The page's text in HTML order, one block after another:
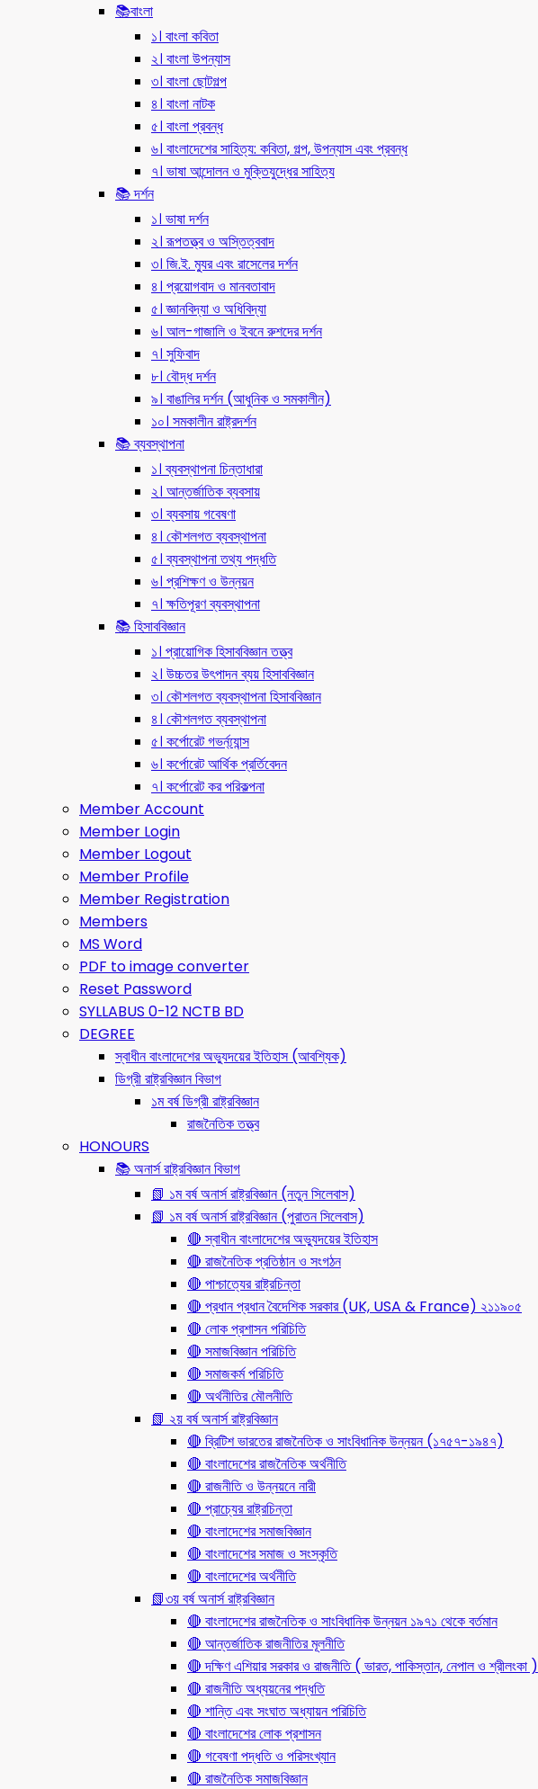
📚বাংলা
১। বাংলা কবিতা
২। বাংলা উপন্যাস
৩। বাংলা ছোটগল্প
৪। বাংলা নাটক
৫। বাংলা প্রবন্ধ
৬। বাংলাদেশের সাহিত্য: কবিতা, গল্প, উপন্যাস এবং প্রবন্ধ
৭। ভাষা আন্দোলন ও মুক্তিযুদ্ধের সাহিত্য
📚 দর্শন
১। ভাষা দর্শন
২। রূপতত্ত্ব ও অস্তিত্ববাদ
৩। জি.ই. ম্যুর এবং রাসেলের দর্শন
৪। প্রয়োগবাদ ও মানবতাবাদ
৫। জ্ঞানবিদ্যা ও অধিবিদ্যা
৬। আল-গাজালি ও ইবনে রুশদের দর্শন
৭। সুফিবাদ
৮। বৌদ্ধ দর্শন
৯। বাঙালির দর্শন (আধুনিক ও সমকালীন)
১০। সমকালীন রাষ্ট্রদর্শন
📚 ব্যবস্থাপনা
১। ব্যবস্থাপনা চিন্তাধারা
২। আন্তর্জাতিক ব্যবসায়
৩। ব্যবসায় গবেষণা
৪। কৌশলগত ব্যবস্থাপনা
৫। ব্যবস্থাপনা তথ্য পদ্ধতি
৬। প্রশিক্ষণ ও উন্নয়ন
৭। ক্ষতিপূরণ ব্যবস্থাপনা
📚 হিসাববিজ্ঞান
১। প্রায়োগিক হিসাববিজ্ঞান তত্ত্ব
২। উচ্চতর উৎপাদন ব্যয় হিসাববিজ্ঞান
৩। কৌশলগত ব্যবস্থাপনা হিসাববিজ্ঞান
৪। কৌশলগত ব্যবস্থাপনা
৫। কর্পোরেট গভর্ন্য্যান্স
৬। কর্পোরেট আর্থিক প্রর্তিবেদন
৭। কর্পোরেট কর পরিকল্পনা
Member Account
Member Login
Member Logout
Member Profile
Member Registration
Members
MS Word
PDF to image converter
Reset Password
SYLLABUS 0-12 NCTB BD
DEGREE
স্বাধীন বাংলাদেশের অভ্যুদয়ের ইতিহাস (আবশ্যিক)
ডিগ্রী রাষ্ট্রবিজ্ঞান বিভাগ
১ম বর্ষ ডিগ্রী রাষ্ট্রবিজ্ঞান
রাজনৈতিক তত্ত্ব
HONOURS
📚 অনার্স রাষ্ট্রবিজ্ঞান বিভাগ
📗 ১ম বর্ষ অনার্স রাষ্ট্রবিজ্ঞান (নতুন সিলেবাস)
📗 ১ম বর্ষ অনার্স রাষ্ট্রবিজ্ঞান (পুরাতন সিলেবাস)
🔴 স্বাধীন বাংলাদেশের অভ্যুদয়ের ইতিহাস
🔴 রাজনৈতিক প্রতিষ্ঠান ও সংগঠন
🔴 পাশ্চাত্যের রাষ্ট্রচিন্তা
🔴 প্রধান প্রধান বৈদেশিক সরকার (UK, USA & France) ২১১৯০৫
🔴 লোক প্রশাসন পরিচিতি
🔴 সমাজবিজ্ঞান পরিচিতি
🔴 সমাজকর্ম পরিচিতি
🔴 অর্থনীতির মৌলনীতি
📗 ২য় বর্ষ অনার্স রাষ্ট্রবিজ্ঞান
🔴 ব্রিটিশ ভারতের রাজনৈতিক ও সাংবিধানিক উন্নয়ন (১৭৫৭-১৯৪৭)
🔴 বাংলাদেশের রাজনৈতিক অর্থনীতি
🔴 রাজনীতি ও উন্নয়নে নারী
🔴 প্রাচ্যের রাষ্ট্রচিন্তা
🔴 বাংলাদেশের সমাজবিজ্ঞান
🔴 বাংলাদেশের সমাজ ও সংস্কৃতি
🔴 বাংলাদেশের অর্থনীতি
📗৩য় বর্ষ অনার্স রাষ্ট্রবিজ্ঞান
🔴 বাংলাদেশের রাজনৈতিক ও সাংবিধানিক উন্নয়ন ১৯৭১ থেকে বর্তমান
🔴 আন্তর্জাতিক রাজনীতির মূলনীতি
🔴 দক্ষিণ এশিয়ার সরকার ও রাজনীতি ( ভারত, পাকিস্তান, নেপাল ও শ্রীলংকা )
🔴 রাজনীতি অধ্যয়নের পদ্ধতি
🔴 শান্তি এবং সংঘাত অধ্যায়ন পরিচিতি
🔴 বাংলাদেশের লোক প্রশাসন
🔴 গবেষণা পদ্ধতি ও পরিসংখ্যান
🔴 রাজনৈতিক সমাজবিজ্ঞান